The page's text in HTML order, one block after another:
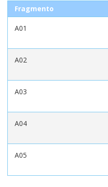
Fragmento
A01
A02
A03
A04
A05